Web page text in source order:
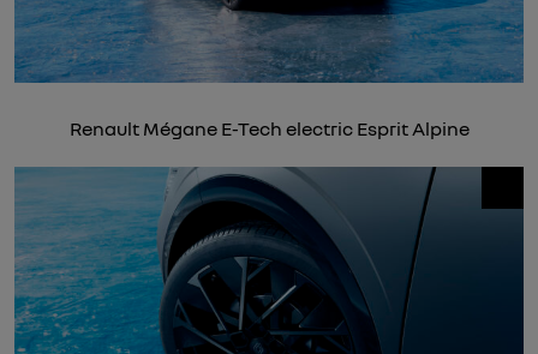
Renault Mégane E-Tech electric Esprit Alpine